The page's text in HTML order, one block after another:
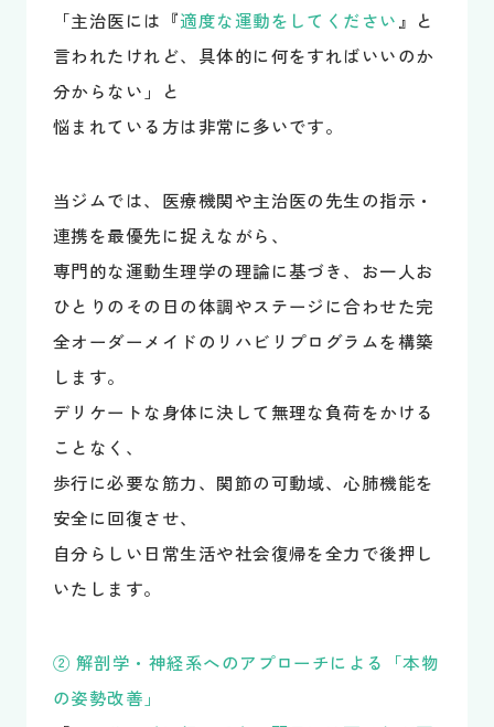
「主治医には『適度な運動をしてください 』と
言われたけれど、具体的に何をすればいいのか
分からない」と
悩まれている方は非常に多いです。
当ジムでは、医療機関や主治医の先生の指示・
連携を最優先に捉えながら、
専門的な運動生理学の理論に基づき、お一人お
ひとりのその日の体調やステージに合わせた完
全オーダーメイドのリハビリプログラムを構築
します。
デリケートな身体に決して無理な負荷をかける
ことなく、
歩行に必要な筋力、関節の可動域、心肺機能を
安全に回復させ、
自分らしい日常生活や社会復帰を全力で後押し
いたします。
② 解剖学・神経系へのアプローチによる「本物
の姿勢改善」